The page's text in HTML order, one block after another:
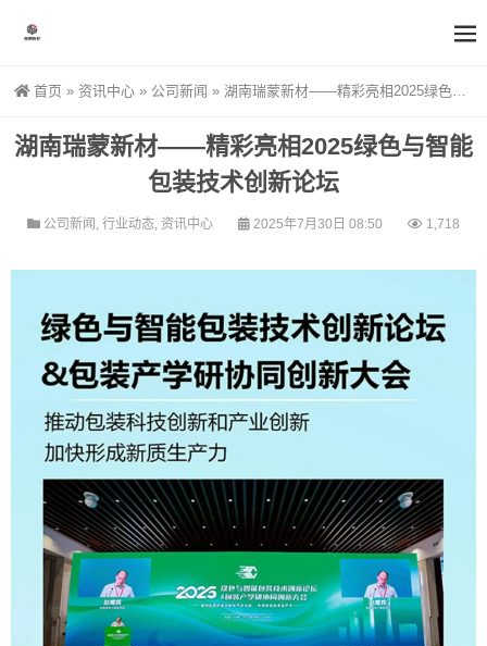
首页 » 资讯中心 » 公司新闻 » 湖南瑞蒙新材——精彩亮相2025绿色与智能包装技术创新论坛
湖南瑞蒙新材——精彩亮相2025绿色与智能
包装技术创新论坛
公司新闻 , 行业动态, 资讯中心 2025年7月30日 08:50 1,718